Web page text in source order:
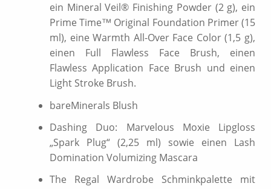
ein Mineral Veil® Finishing Powder (2 g), ein
Prime Time™ Original Foundation Primer (15
ml), eine Warmth All-Over Face Color (1,5 g),
einen Full Flawless Face Brush, einen
Flawless Application Face Brush und einen
Light Stroke Brush.
bareMinerals Blush
Dashing Duo: Marvelous Moxie Lipgloss
„Spark Plug“ (2,25 ml) sowie einen Lash
Domination Volumizing Mascara
The Regal Wardrobe Schminkpalette mit